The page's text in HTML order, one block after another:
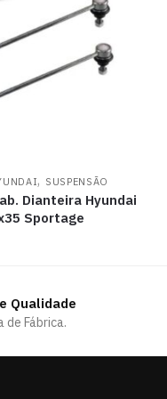
, SUSPENSÃO
Dianteira Hyundai
Sportage
Qualidade
de Fábrica.